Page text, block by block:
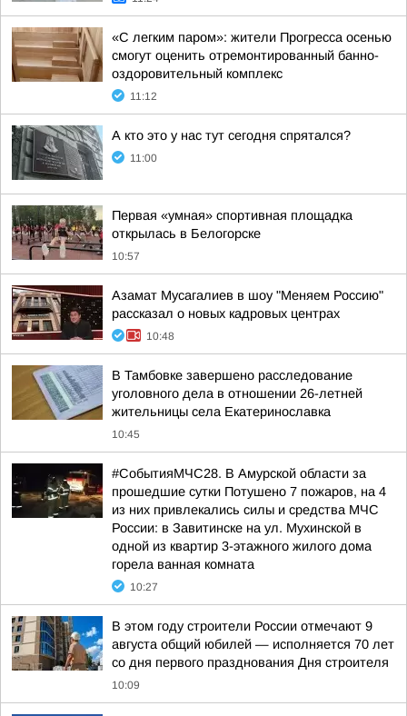
«С легким паром»: жители Прогресса осенью
смогут оценить отремонтированный банно-
оздоровительный комплекс
11:12
А кто это у нас тут сегодня спрятался?
11:00
Первая «умная» спортивная площадка
открылась в Белогорске
10:57
Азамат Мусагалиев в шоу "Меняем Россию"
рассказал о новых кадровых центрах
10:48
В Тамбовке завершено расследование
уголовного дела в отношении 26-летней
жительницы села Екатеринославка
10:45
#СобытияМЧС28. В Амурской области за
прошедшие сутки Потушено 7 пожаров, на 4
из них привлекались силы и средства МЧС
России: в Завитинске на ул. Мухинской в
одной из квартир 3-этажного жилого дома
горела ванная комната
10:27
В этом году строители России отмечают 9
августа общий юбилей — исполняется 70 лет
со дня первого празднования Дня строителя
10:09